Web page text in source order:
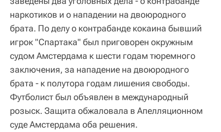
наркотиков и о нападении на двоюродного
брата. По делу о контрабанде кокаина бывший
игрок "Спартака" был приговорен окружным
судом Амстердама к шести годам тюремного
заключения, за нападение на двоюродного
брата - к полутора годам лишения свободы.
Футболист был объявлен в международный
розыск. Защита обжаловала в Апелляционном
суде Амстердама оба решения.